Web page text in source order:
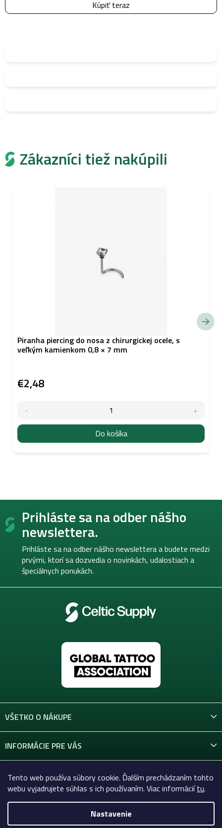
Tento web používa súbory cookie. Ďalším prechádzaním tohto
webu vyjadrujete súhlas s ich používaním. Viac informáciítu.
Nastavenie
Kúpiť teraz
Zákazníci tiež nakúpili
Piranha piercing do nosa z chirurgickej ocele, s
veľkým kamienkom 0,8 × 7 mm
€2,48
Do košíka
Z
Prihláste sa na odber nášho
newslettera.
Prihláste sa na odber nášho newslettera a budete medzi
prvými, ktorí sa dozvedia o novinkách, udalostiach a
špeciálnych ponukách.
VŠETKO O NÁKUPE
INFORMÁCIE PRE VÁS
KONTAKT